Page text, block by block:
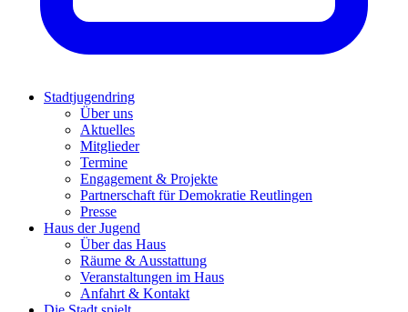
Stadtjugendring
Über uns
Aktuelles
Mitglieder
Termine
Engagement & Projekte
Partnerschaft für Demokratie Reutlingen
Presse
Haus der Jugend
Über das Haus
Räume & Ausstattung
Veranstaltungen im Haus
Anfahrt & Kontakt